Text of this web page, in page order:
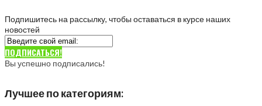
Подпишитесь на рассылку, чтобы оставаться в курсе наших
новостей
ПОДПИСАТЬСЯ!
Вы успешно подписались!
Лучшее по категориям: